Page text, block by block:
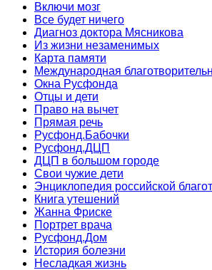
Включи мозг
Все будет ничего
Диагноз доктора Мясникова
Из жизни незаменимых
Карта памяти
Международная
Окна Русфонда
Отцы и дети
Право на вычет
Прямая речь
Русфонд.Бабочки
Русфонд.ДЦП
ДЦП в большом городе
Свои чужие дети
Энциклопедия российской
Книга утешений
Жанна Фриске
Портрет врача
Русфонд.Дом
История болезни
Несладкая жизнь